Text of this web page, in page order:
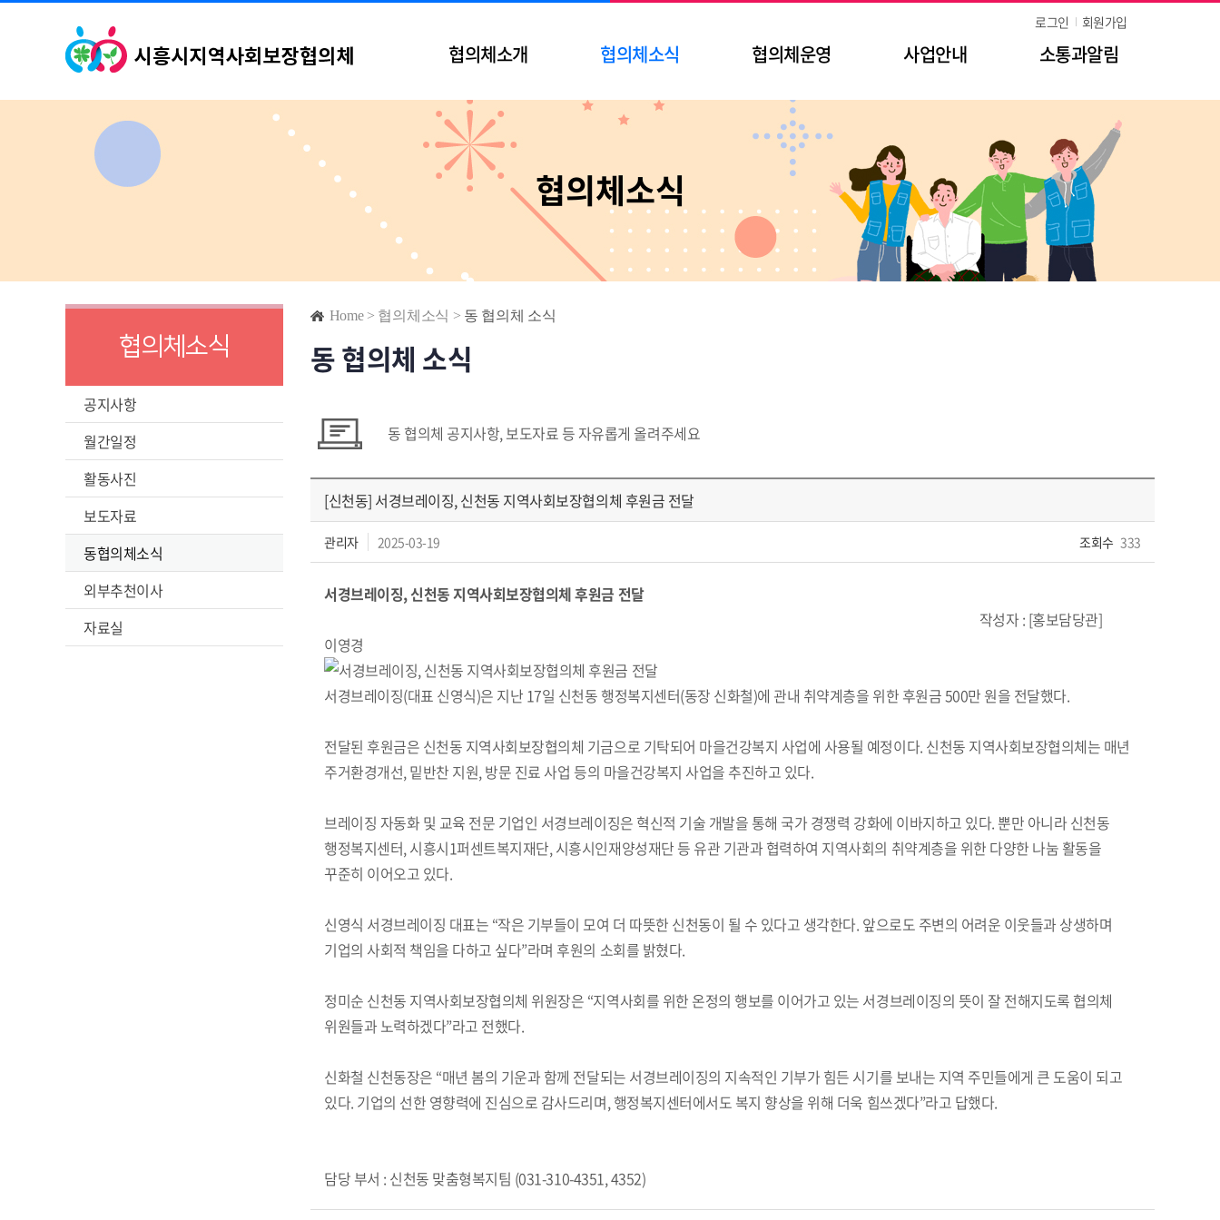
로그인 회원가입
협의체소개 협의체소식 협의체운영 사업안내 소통과알림
협의체소식
협의체소식
공지사항
월간일정
활동사진
보도자료
동협의체소식
외부추천이사
자료실
Home > 협의체소식 > 동 협의체 소식
동 협의체 소식
동 협의체 공지사항, 보도자료 등 자유롭게 올려주세요
[신천동] 서경브레이징, 신천동 지역사회보장협의체 후원금 전달
관리자 2025-03-19 조회수 333
서경브레이징, 신천동 지역사회보장협의체 후원금 전달
작성자 : [홍보담당관]
이영경
서경브레이징(대표 신영식)은 지난 17일 신천동 행정복지센터(동장 신화철)에 관내 취약계층을 위한 후원금 500만 원을 전달했다.
전달된 후원금은 신천동 지역사회보장협의체 기금으로 기탁되어 마을건강복지 사업에 사용될 예정이다. 신천동 지역사회보장협의체는 매년
주거환경개선, 밑반찬 지원, 방문 진료 사업 등의 마을건강복지 사업을 추진하고 있다.
브레이징 자동화 및 교육 전문 기업인 서경브레이징은 혁신적 기술 개발을 통해 국가 경쟁력 강화에 이바지하고 있다. 뿐만 아니라 신천동
행정복지센터, 시흥시1퍼센트복지재단, 시흥시인재양성재단 등 유관 기관과 협력하여 지역사회의 취약계층을 위한 다양한 나눔 활동을
꾸준히 이어오고 있다.
신영식 서경브레이징 대표는 “작은 기부들이 모여 더 따뜻한 신천동이 될 수 있다고 생각한다. 앞으로도 주변의 어려운 이웃들과 상생하며
기업의 사회적 책임을 다하고 싶다”라며 후원의 소회를 밝혔다.
정미순 신천동 지역사회보장협의체 위원장은 “지역사회를 위한 온정의 행보를 이어가고 있는 서경브레이징의 뜻이 잘 전해지도록 협의체
위원들과 노력하겠다”라고 전했다.
신화철 신천동장은 “매년 봄의 기운과 함께 전달되는 서경브레이징의 지속적인 기부가 힘든 시기를 보내는 지역 주민들에게 큰 도움이 되고
있다. 기업의 선한 영향력에 진심으로 감사드리며, 행정복지센터에서도 복지 향상을 위해 더욱 힘쓰겠다”라고 답했다.
담당 부서 : 신천동 맞춤형복지팀 (031-310-4351, 4352)